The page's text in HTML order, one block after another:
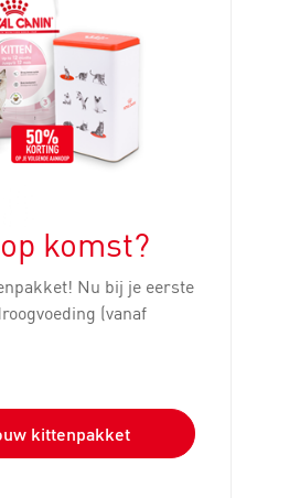
komst?
Nu bij je eerste
(vanaf
kittenpakket